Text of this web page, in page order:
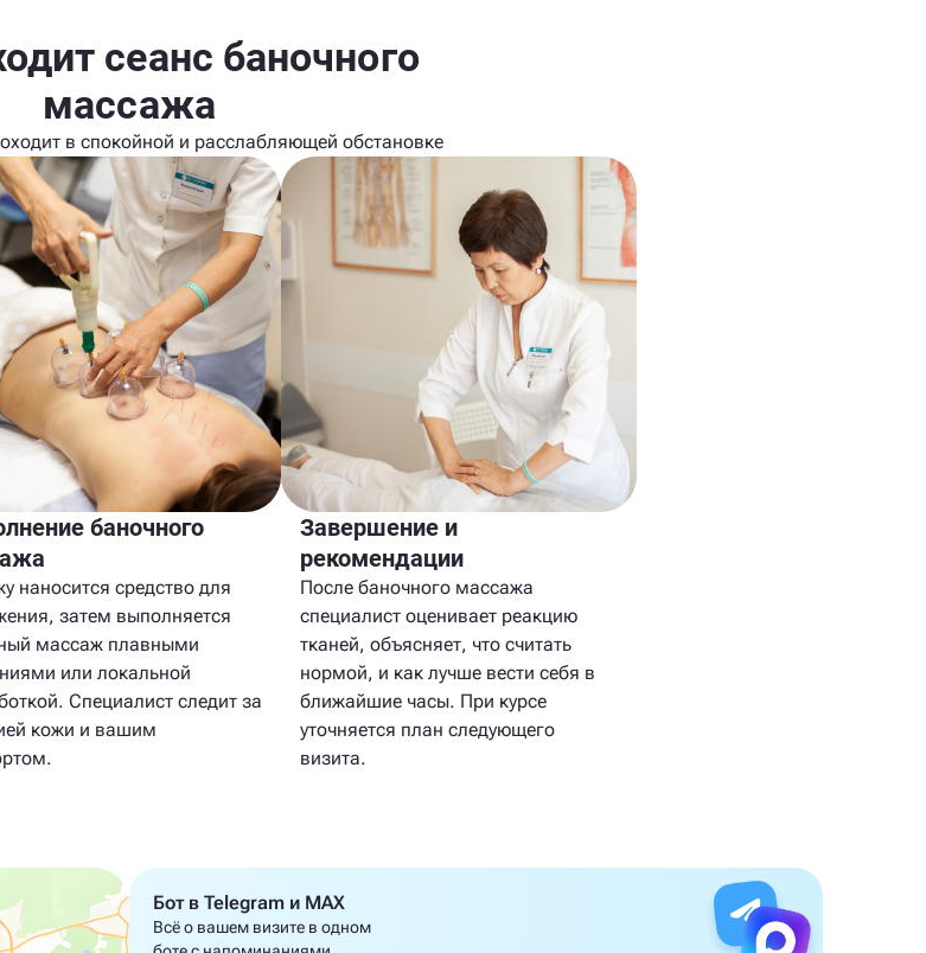
сеанс баночного
массажа
в спокойной и расслабляющей обстановке
баночного
наносится средство для
затем выполняется
массаж плавными
или локальной
Специалист следит за
кожи и вашим
Завершение и
рекомендации
После баночного массажа
специалист оценивает реакцию
тканей, объясняет, что считать
нормой, и как лучше вести себя в
ближайшие часы. При курсе
уточняется план следующего
визита.
Бот в Telegram и MAX
Всё о вашем визите в одном